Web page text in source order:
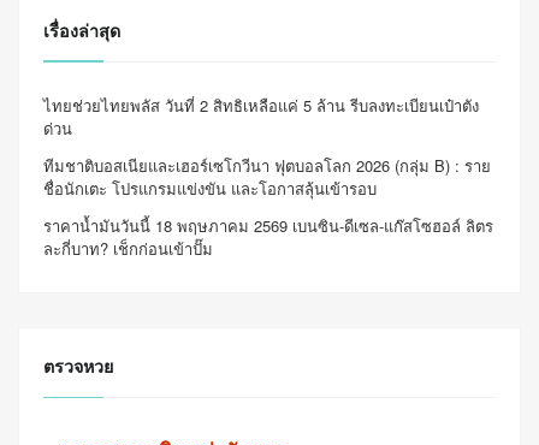
เรื่องล่าสุด
ไทยช่วยไทยพลัส วันที่ 2 สิทธิเหลือแค่ 5 ล้าน รีบลงทะเบียนเป๋าตัง
ด่วน
ทีมชาติบอสเนียและเฮอร์เซโกวีนา ฟุตบอลโลก 2026 (กลุ่ม B) : ราย
ชื่อนักเตะ โปรแกรมแข่งขัน และโอกาสลุ้นเข้ารอบ
ราคาน้ำมันวันนี้ 18 พฤษภาคม 2569 เบนซิน-ดีเซล-แก๊สโซฮอล์ ลิตร
ละกี่บาท? เช็กก่อนเข้าปั๊ม
ตรวจหวย